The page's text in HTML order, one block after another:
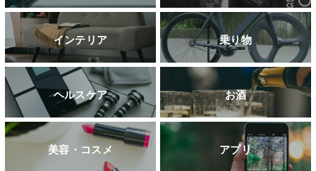
インテリア 乗り物
ヘルスケア お酒
美容・コスメ アプリ